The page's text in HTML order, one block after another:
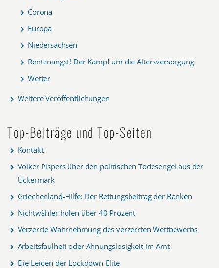
Corona
Europa
Niedersachsen
Rentenangst! Der Kampf um die Altersversorgung
Wetter
Weitere Veröffentlichungen
Top-Beiträge und Top-Seiten
Kontakt
Volker Pispers über den politischen Todesengel aus der
Uckermark
Griechenland-Hilfe: Der Rettungsbeitrag der Banken
Nichtwähler holen über 40 Prozent
Verzerrte Wahrnehmung des verzerrten Wettbewerbs
Arbeitsfaulheit oder Ahnungslosigkeit im Amt
Die Leiden der Lockdown-Elite